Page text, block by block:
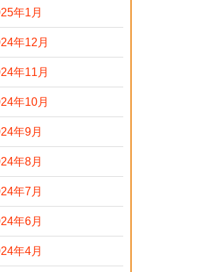
年1月
年12月
年11月
年10月
年9月
年8月
年7月
年6月
年4月